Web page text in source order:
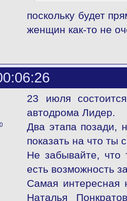
поскольку будет
женщин как-то не
23 июля
автодрома Лидер.
Два этапа позади,
показать на что ты
Не забывайте, что
есть возможность
Самая интересная
Наталья